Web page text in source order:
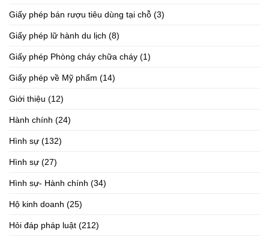
Giấy phép bán rượu tiêu dùng tại chỗ (3)
Giấy phép lữ hành du lịch (8)
Giấy phép Phòng cháy chữa cháy (1)
Giấy phép về Mỹ phẩm (14)
Giới thiệu (12)
Hành chính (24)
Hình sự (132)
Hình sự (27)
Hình sự- Hành chính (34)
Hộ kinh doanh (25)
Hỏi đáp pháp luật (212)